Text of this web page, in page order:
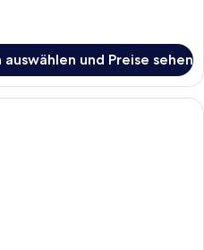
auswählen und Preise sehen
Ein modernes Hotelzimmer mit zwei